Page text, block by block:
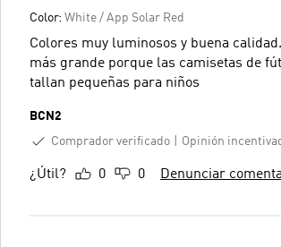
Color: White / App Solar Red
Colores muy luminosos y buena
más grande porque las camisetas de
tallan pequeñas para niños
BCN2
Comprador verificado
Opinión
¿Útil? 0 0 Denunciar